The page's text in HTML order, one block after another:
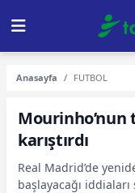
Anasayfa FUTBOL
Mourinho’nun
karıştırdı
Real Madrid’de
başlayacağı iddiaları